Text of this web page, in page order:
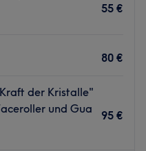
Beratung steht das
zum Wohlfühlen.
kostenlose
55 €
80 €
der Kristalle"
und Gua
95 €